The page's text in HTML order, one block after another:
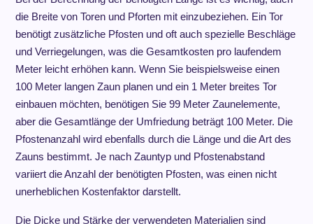
die Breite von Toren und Pforten mit einzubeziehen. Ein Tor
benötigt zusätzliche Pfosten und oft auch spezielle Beschläge
und Verriegelungen, was die Gesamtkosten pro laufendem
Meter leicht erhöhen kann. Wenn Sie beispielsweise einen
100 Meter langen Zaun planen und ein 1 Meter breites Tor
einbauen möchten, benötigen Sie 99 Meter Zaunelemente,
aber die Gesamtlänge der Umfriedung beträgt 100 Meter. Die
Pfostenanzahl wird ebenfalls durch die Länge und die Art des
Zauns bestimmt. Je nach Zauntyp und Pfostenabstand
variiert die Anzahl der benötigten Pfosten, was einen nicht
unerheblichen Kostenfaktor darstellt.
Die Dicke und Stärke der verwendeten Materialien sind